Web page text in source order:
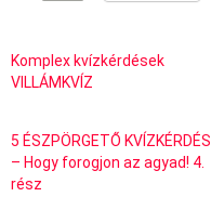
Komplex kvízkérdések
VILLÁMKVÍZ
5 ÉSZPÖRGETŐ KVÍZKÉRDÉS
– Hogy forogjon az agyad! 4.
rész